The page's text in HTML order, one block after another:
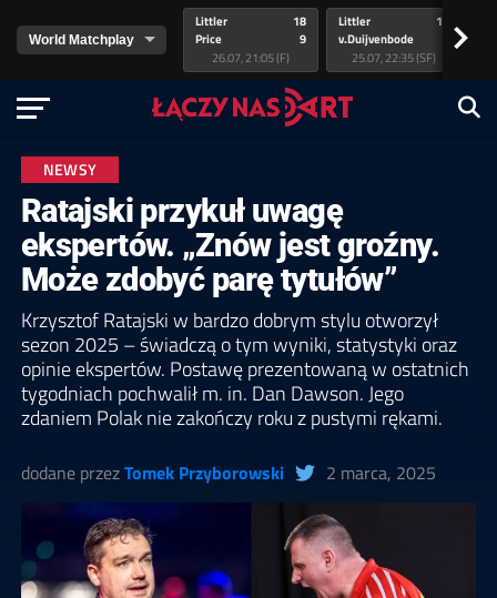
Littler
Price
18
9
26.07, 21:05 (F)
Littler
v.Duijvenbode
17
25.07, 22:35 (SF)
>
NEWSY
Ratajski przykuł uwagę
ekspertów. „Znów jest groźny.
Może zdobyć parę tytułów”
Krzysztof Ratajski w bardzo dobrym stylu otworzył
sezon 2025 – świadczą o tym wyniki, statystyki oraz
opinie ekspertów. Postawę prezentowaną w ostatnich
tygodniach pochwalił m. in. Dan Dawson. Jego
zdaniem Polak nie zakończy roku z pustymi rękami.
dodane przezTomek Przyborowski 2 marca, 2025